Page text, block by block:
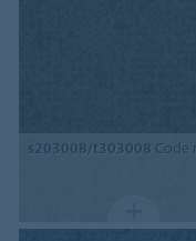
s203008/t303008 Code